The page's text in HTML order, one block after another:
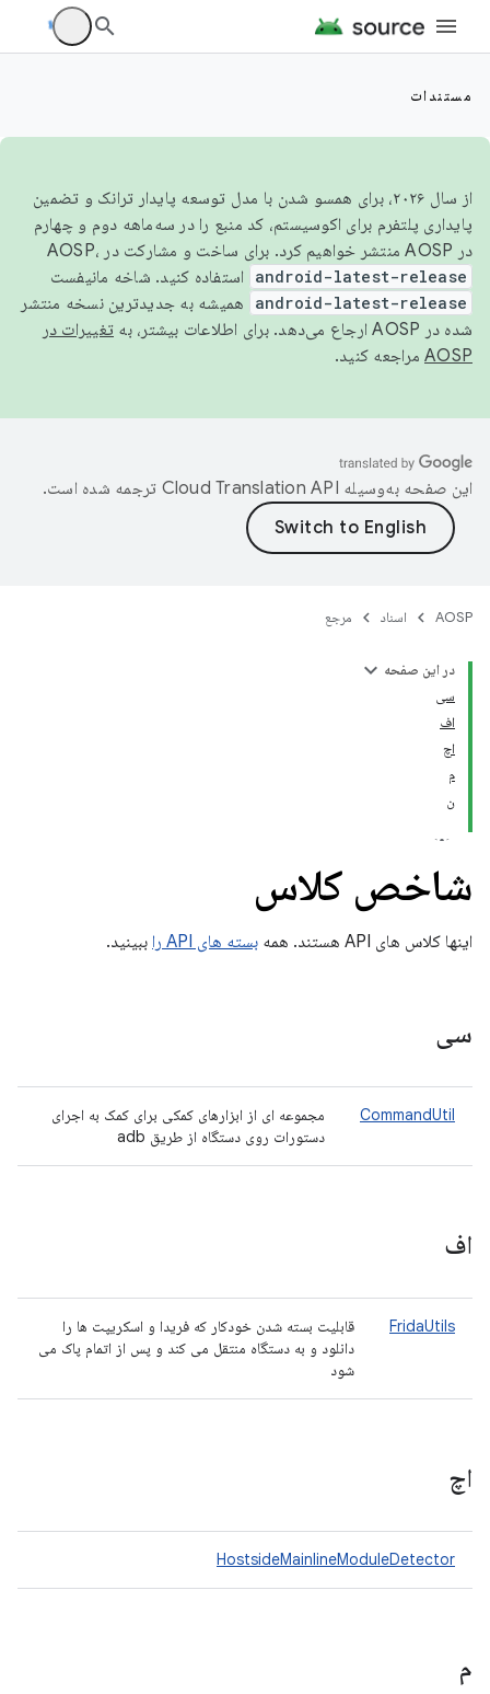
مستندات
از سال ۲۰۲۶، برای همسو شدن با مدل توسعه پایدار ترانک و تضمین
پایداری پلتفرم برای اکوسیستم، کد منبع را در سه‌ماهه دوم و چهارم
در AOSP منتشر خواهیم کرد. برای ساخت و مشارکت در AOSP،
android-latest-release استفاده کنید. شاخه مانیفست
android-latest-release
همیشه به جدیدترین نسخه منتشر
شده در AOSP ارجاع می‌دهد. برای اطلاعات بیشتر، به
تغییرات در
AOSP مراجعه کنید.
این صفحه به‌وسیله ترجمه شده است.
AOSP اسناد مرجع
در این صفحه
سی
اف
اچ
م
ن
شاخص کلاس
اینها کلاس های API هستند. همه بسته های API را ببینید.
سی
CommandUtil
مجموعه ای از ابزارهای کمکی برای کمک به اجرای
دستورات روی دستگاه از طریق adb
اف
FridaUtils
قابلیت بسته شدن خودکار که فریدا و اسکریپت ها را
دانلود و به دستگاه منتقل می کند و پس از اتمام پاک می
شود
اچ
HostsideMainlineModuleDetector
م